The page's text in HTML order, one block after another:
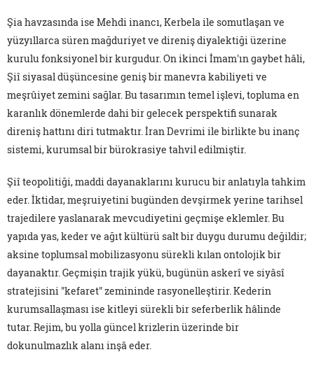
Şia havzasında ise Mehdi inancı, Kerbela ile somutlaşan ve
yüzyıllarca süren mağduriyet ve direniş diyalektiği üzerine
kurulu fonksiyonel bir kurgudur. On ikinci İmam'ın gaybet hâli,
Şiî siyasal düşüncesine geniş bir manevra kabiliyeti ve
meşrûiyet zemini sağlar. Bu tasarımın temel işlevi, topluma en
karanlık dönemlerde dahi bir gelecek perspektifi sunarak
direniş hattını diri tutmaktır. İran Devrimi ile birlikte bu inanç
sistemi, kurumsal bir bürokrasiye tahvil edilmiştir.
Şiî teopolitiği, maddi dayanaklarını kurucu bir anlatıyla tahkim
eder. İktidar, meşruiyetini bugünden devşirmek yerine tarihsel
trajedilere yaslanarak mevcudiyetini geçmişe eklemler. Bu
yapıda yas, keder ve ağıt kültürü salt bir duygu durumu değildir;
aksine toplumsal mobilizasyonu sürekli kılan ontolojik bir
dayanaktır. Geçmişin trajik yükü, bugünün askerî ve siyâsî
stratejisini "kefaret" zemininde rasyonelleştirir. Kederin
kurumsallaşması ise kitleyi sürekli bir seferberlik hâlinde
tutar. Rejim, bu yolla güncel krizlerin üzerinde bir
dokunulmazlık alanı inşâ eder.